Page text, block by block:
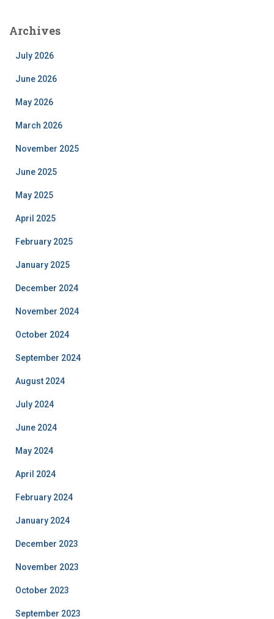
Archives
July 2026
June 2026
May 2026
March 2026
November 2025
June 2025
May 2025
April 2025
February 2025
January 2025
December 2024
November 2024
October 2024
September 2024
August 2024
July 2024
June 2024
May 2024
April 2024
February 2024
January 2024
December 2023
November 2023
October 2023
September 2023